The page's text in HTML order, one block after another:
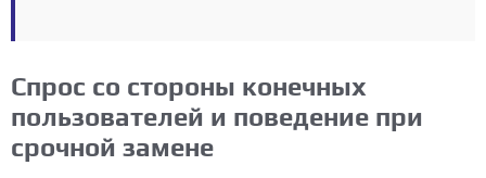
Спрос со стороны конечных
пользователей и поведение при
срочной замене